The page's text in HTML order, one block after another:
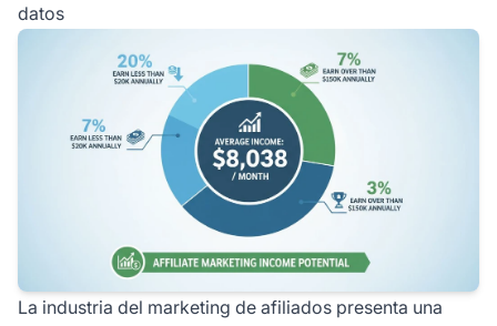
datos
La industria del marketing de afiliados presenta una